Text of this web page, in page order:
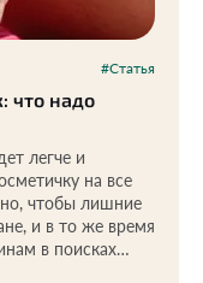
#Статья
что надо
легче и
на все
чтобы лишние
и в то же время
в поисках